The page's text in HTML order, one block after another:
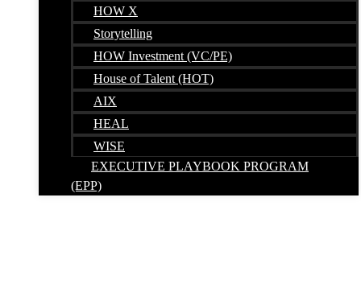
HOW X
Storytelling
HOW Investment (VC/PE)
House of Talent (HOT)
AIX
HEAL
WISE
EXECUTIVE PLAYBOOK PROGRAM
(EPP)